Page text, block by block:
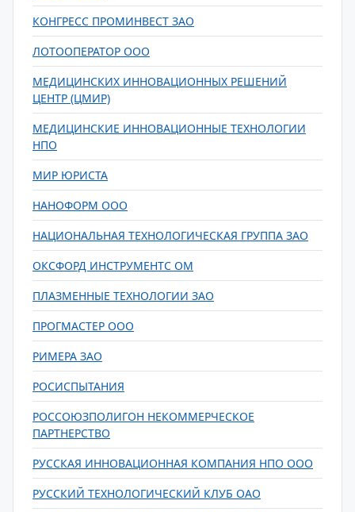
КОНГРЕСС ПРОМИНВЕСТ ЗАО
ЛОТООПЕРАТОР ООО
МЕДИЦИНСКИХ ИННОВАЦИОННЫХ РЕШЕНИЙ
ЦЕНТР (ЦМИР)
МЕДИЦИНСКИЕ ИННОВАЦИОННЫЕ ТЕХНОЛОГИИ
НПО
МИР ЮРИСТА
НАНОФОРМ ООО
НАЦИОНАЛЬНАЯ ТЕХНОЛОГИЧЕСКАЯ ГРУППА ЗАО
ОКСФОРД ИНСТРУМЕНТС ОМ
ПЛАЗМЕННЫЕ ТЕХНОЛОГИИ ЗАО
ПРОГМАСТЕР ООО
РИМЕРА ЗАО
РОСИСПЫТАНИЯ
РОССОЮЗПОЛИГОН НЕКОММЕРЧЕСКОЕ
ПАРТНЕРСТВО
РУССКАЯ ИННОВАЦИОННАЯ КОМПАНИЯ НПО ООО
РУССКИЙ ТЕХНОЛОГИЧЕСКИЙ КЛУБ ОАО